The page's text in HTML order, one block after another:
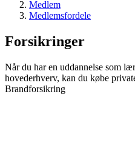
Medlem
Medlemsfordele
Forsikringer
Når du har en uddannelse som
hovederhverv, kan du købe
Brandforsikring